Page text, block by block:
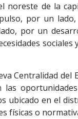
noreste de la
por un lado,
por un
sociales
Centralidad del
las
ubicado en el
físicas o